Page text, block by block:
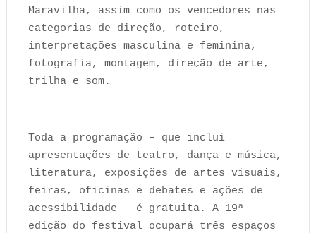
Maravilha, assim como os vencedores nas
categorias de direção, roteiro,
interpretações masculina e feminina,
fotografia, montagem, direção de arte,
trilha e som.
Toda a programação – que inclui
apresentações de teatro, dança e música,
literatura, exposições de artes visuais,
feiras, oficinas e debates e ações de
acessibilidade – é gratuita. A 19ª
edição do festival ocupará três espaços